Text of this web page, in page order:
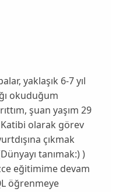
yaklaşık 6-7 yıl
okuduğum
şuan yaşım 29
olarak görev
çıkmak
tanımak:) )
eğitimime devam
öğrenmeye